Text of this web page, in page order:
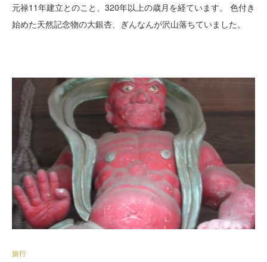
元禄11年建立とのこと、320年以上の歳月を経ています。 色付き
始めた天然記念物の大銀杏、ぎんなんが沢山落ちていました。
旅行